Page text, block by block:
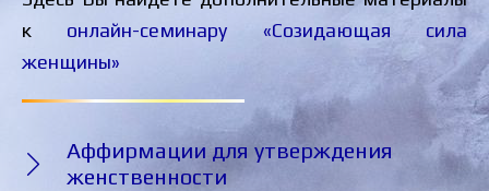
к онлайн-семинару «Созидающая сила
женщины»
Аффирмации для утверждения
женственности